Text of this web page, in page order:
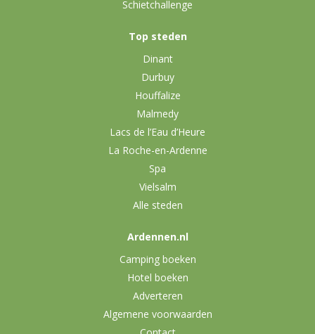
Schietchallenge
Top steden
Dinant
Durbuy
Houffalize
Malmedy
Lacs de l’Eau d’Heure
La Roche-en-Ardenne
Spa
Vielsalm
Alle steden
Ardennen.nl
Camping boeken
Hotel boeken
Adverteren
Algemene voorwaarden